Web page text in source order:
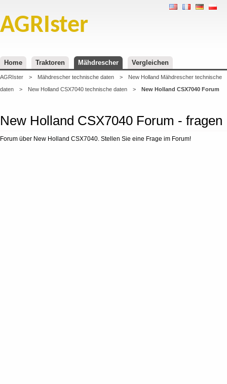
AGRIster
Home Traktoren Mähdrescher Vergleichen
AGRIster > Mähdrescher technische daten >
New Holland Mähdrescher technische
daten
> New Holland CSX7040 technische daten > New Holland CSX7040 Forum
New Holland CSX7040 Forum - fragen
Forum über New Holland CSX7040. Stellen Sie eine Frage im Forum!